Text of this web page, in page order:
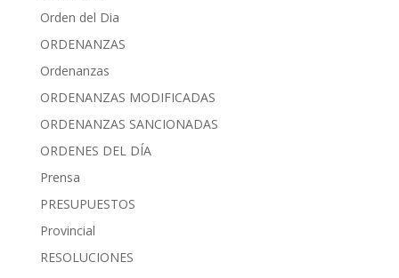
Orden del Dia
ORDENANZAS
Ordenanzas
ORDENANZAS MODIFICADAS
ORDENANZAS SANCIONADAS
ORDENES DEL DÍA
Prensa
PRESUPUESTOS
Provincial
RESOLUCIONES